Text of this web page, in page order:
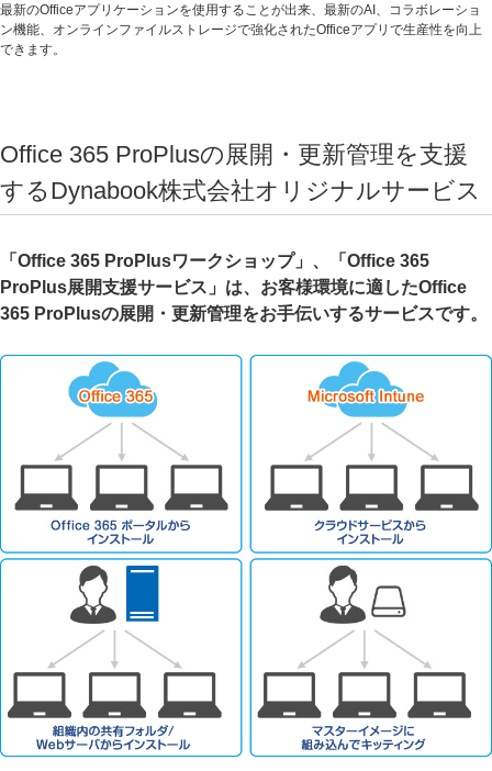
最新のOfficeアプリケーションを使用することが出来、最新のAI、コラボレーショ
ン機能、オンラインファイルストレージで強化されたOfficeアプリで生産性を向上
できます。
Office 365 ProPlusの展開・更新管理を支援
するDynabook株式会社オリジナルサービス
「Office 365 ProPlusワークショップ」、「Office 365
ProPlus展開支援サービス」は、お客様環境に適したOffice
365 ProPlusの展開・更新管理をお手伝いするサービスです。